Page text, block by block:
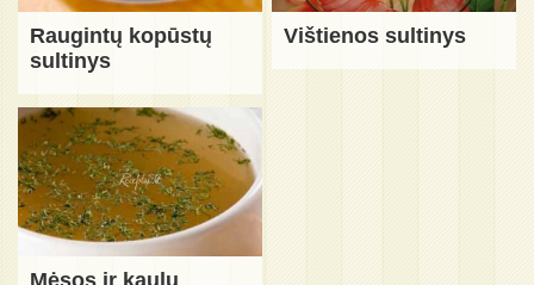
Raugintų kopūstų
sultinys
Vištienos sultinys
Mėsos ir kaulų